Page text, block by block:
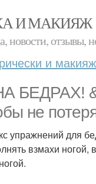
И МАКИЯЖ
отзывы,
и макияж
не
упражнений для
взмахи ногой,